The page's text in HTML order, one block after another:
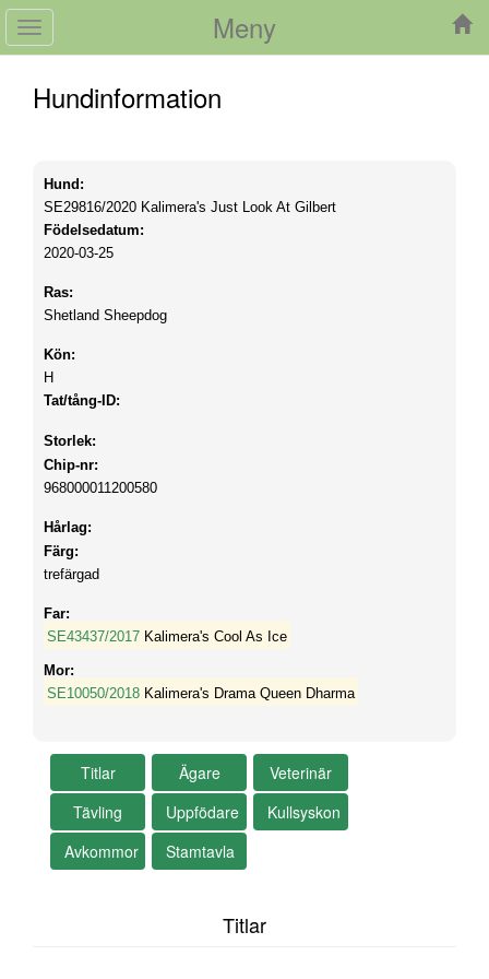
Meny
Toggle
navigation
Hundinformation
Hund:
SE29816/2020 Kalimera's Just Look At Gilbert
Födelsedatum:
2020-03-25
Ras:
Shetland Sheepdog
Kön:
H
Tat/tång-ID:
Storlek:
Chip-nr:
968000011200580
Hårlag:
Färg:
trefärgad
Far:
SE43437/2017 Kalimera's Cool As Ice
Mor:
SE10050/2018 Kalimera's Drama Queen Dharma
Titlar